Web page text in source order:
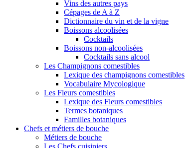
Vins des autres pays
Cépages de A à Z
Dictionnaire du vin et de la vigne
Boissons alcoolisées
Cocktails
Boissons non-alcoolisées
Cocktails sans alcool
Les Champignons comestibles
Lexique des champignons comestibles
Vocabulaire Mycologique
Les Fleurs comestibles
Lexique des Fleurs comestibles
Termes botaniques
Familles botaniques
Chefs et métiers de bouche
Métiers de bouche